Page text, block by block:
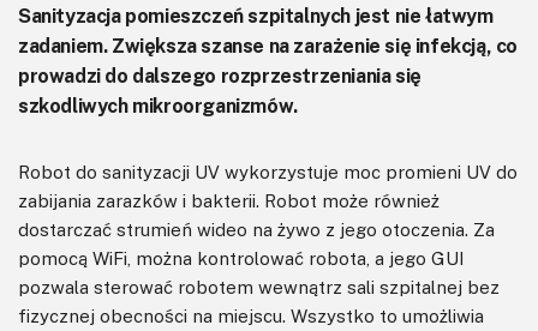
Sanityzacja pomieszczeń szpitalnych jest nie łatwym
zadaniem. Zwiększa szanse na zarażenie się infekcją, co
prowadzi do dalszego rozprzestrzeniania się
szkodliwych mikroorganizmów.
Robot do sanityzacji UV wykorzystuje moc promieni UV do
zabijania zarazków i bakterii. Robot może również
dostarczać strumień wideo na żywo z jego otoczenia. Za
pomocą WiFi, można kontrolować robota, a jego GUI
pozwala sterować robotem wewnątrz sali szpitalnej bez
fizycznej obecności na miejscu. Wszystko to umożliwia